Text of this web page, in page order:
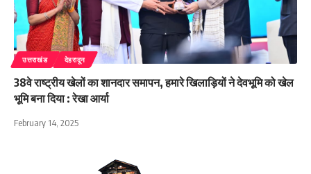
उत्तराखंड देहरादून
38वे राष्ट्रीय खेलों का शानदार समापन, हमारे खिलाड़ियों ने देवभूमि को खेल
भूमि बना दिया : रेखा आर्या
February 14, 2025